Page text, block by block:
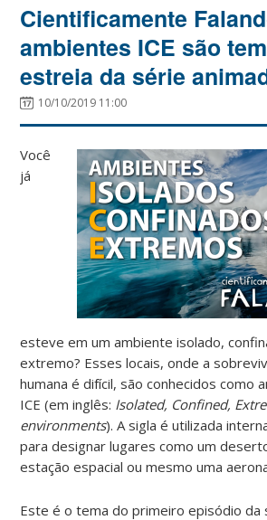
Cientificamente
ambientes ICE são
estreia da série
10/10/2019 11:00
Você
já
esteve em um ambiente isolado,
extremo? Esses locais, onde a
humana é difícil, são conhecidos como
ICE (em inglês: Isolated, Confined,
environments). A sigla é utilizada
para designar lugares como um
estação espacial ou mesmo uma
Este é o tema do primeiro episódio da